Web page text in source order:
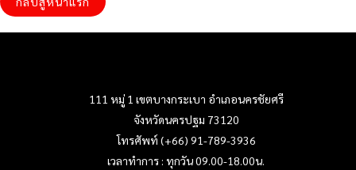
111 หมู่ 1 เขตบางกระเบา อำเภอนครชัยศรี
จังหวัดนครปฐม 73120
โทรศัพท์ (+66) 91-789-3936
เวลาทำการ : ทุกวัน 09.00-18.00น.